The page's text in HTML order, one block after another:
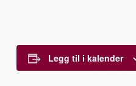
Legg til i kalender